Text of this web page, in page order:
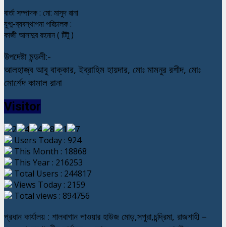
বার্তা সম্পাদক : মো: মাসুদ রানা
যুগ্ম-ব্যবস্থাপনা পরিচালক :
কাজী আসাদুর রহমান ( টিটু )
উপদেষ্টা মন্ডলী:-
আলহাজ্ব আবু বাক্কার, ইব্রাহিম হায়দার, মোঃ মামনুর রশীদ, মোঃ
মোর্শেদ কামাল রানা
Visitor
Users Today : 924
This Month : 18868
This Year : 216253
Total Users : 244817
Views Today : 2159
Total views : 894756
প্রধান কার্যালয় : শালবাগান পাওয়ার হাউজ মোড়,সপুরা,চন্দ্রিমা, রাজশাহী –